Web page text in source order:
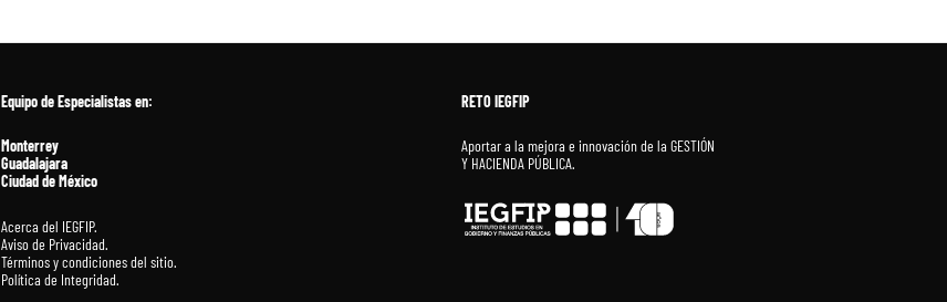
Equipo de Especialistas en:
Monterrey
Guadalajara
Ciudad de México
Acerca del IEGFIP.
Aviso de Privacidad.
Términos y condiciones del sitio.
Política de Integridad.
RETO IEGFIP
Aportar a la mejora e innovación de la GESTIÓN
Y HACIENDA PÚBLICA.